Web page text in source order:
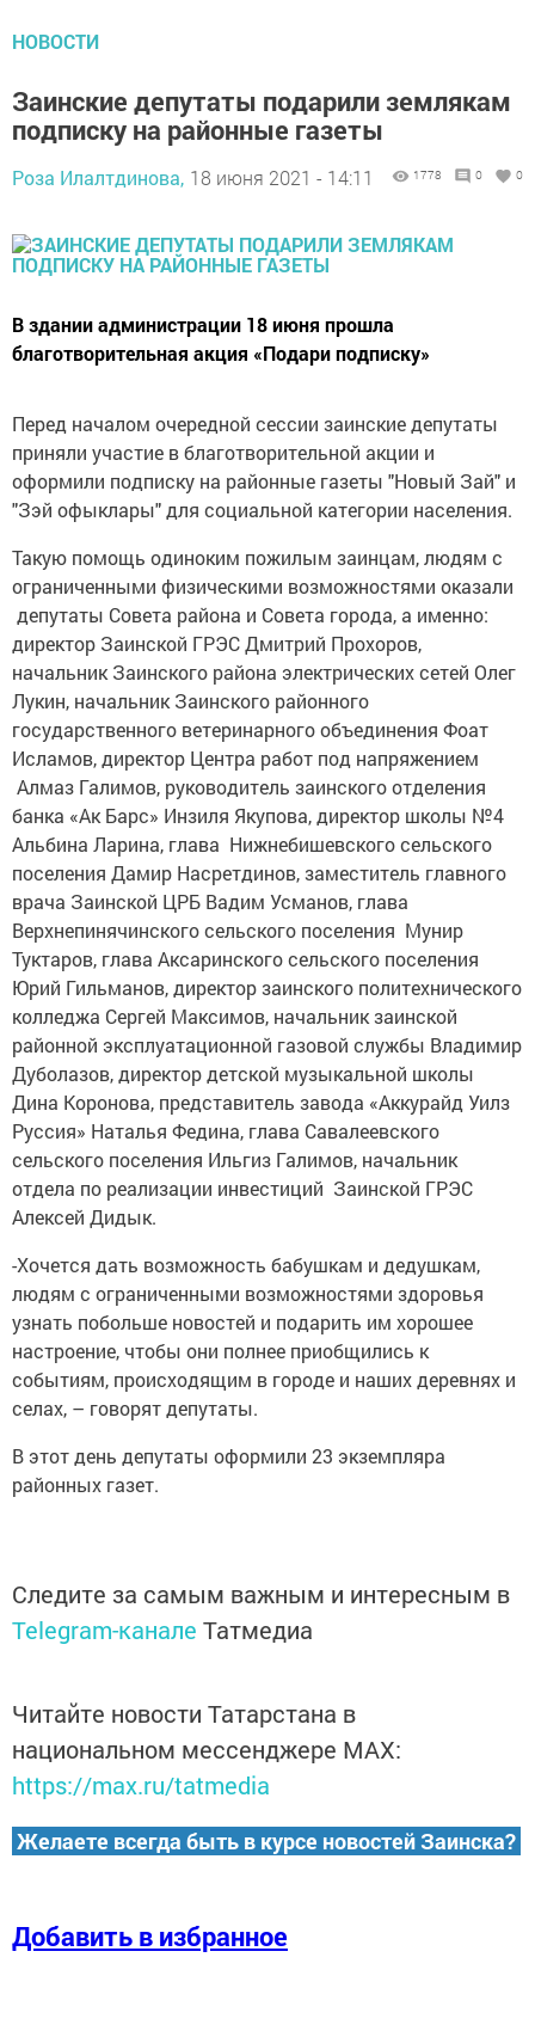
НОВОСТИ
Заинские депутаты подарили землякам
подписку на районные газеты
Роза Илалтдинова, 18 июня 2021 - 14:11 1778 0 0
В здании администрации 18 июня прошла
благотворительная акция «Подари подписку»
Перед началом очередной сессии заинские депутаты
приняли участие в благотворительной акции и
оформили подписку на районные газеты "Новый Зай" и
"Зэй офыклары" для социальной категории населения.
Такую помощь одиноким пожилым заинцам, людям с
ограниченными физическими возможностями оказали
депутаты Совета района и Совета города, а именно:
директор Заинской ГРЭС Дмитрий Прохоров,
начальник Заинского района электрических сетей Олег
Лукин, начальник Заинского районного
государственного ветеринарного объединения Фоат
Исламов, директор Центра работ под напряжением
Алмаз Галимов, руководитель заинского отделения
банка «Ак Барс» Инзиля Якупова, директор школы №4
Альбина Ларина, глава Нижнебишевского сельского
поселения Дамир Насретдинов, заместитель главного
врача Заинской ЦРБ Вадим Усманов, глава
Верхнепинячинского сельского поселения Мунир
Туктаров, глава Аксаринского сельского поселения
Юрий Гильманов, директор заинского политехнического
колледжа Сергей Максимов, начальник заинской
районной эксплуатационной газовой службы Владимир
Дуболазов, директор детской музыкальной школы
Дина Коронова, представитель завода «Аккурайд Уилз
Руссия» Наталья Федина, глава Савалеевского
сельского поселения Ильгиз Галимов, начальник
отдела по реализации инвестиций Заинской ГРЭС
Алексей Дидык.
-Хочется дать возможность бабушкам и дедушкам,
людям с ограниченными возможностями здоровья
узнать побольше новостей и подарить им хорошее
настроение, чтобы они полнее приобщились к
событиям, происходящим в городе и наших деревнях и
селах, – говорят депутаты.
В этот день депутаты оформили 23 экземпляра
районных газет.
Следите за самым важным и интересным в
Telegram-канале Татмедиа
Читайте новости Татарстана в
национальном мессенджере MАХ:
https://max.ru/tatmedia
Желаете всегда быть в курсе новостей Заинска?
Добавить в избранное